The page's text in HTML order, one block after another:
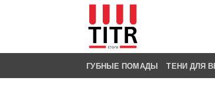
ГУБНЫЕ ПОМАДЫ ТЕНИ ДЛЯ